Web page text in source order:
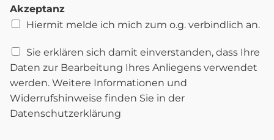
Akzeptanz
Hiermit melde ich mich zum o.g. verbindlich an.
D
a
t
e
n
s
Sie erklären sich damit einverstanden, dass Ihre
Daten zur Bearbeitung Ihres Anliegens verwendet
werden. Weitere Informationen und
Widerrufshinweise finden Sie in der
Datenschutzerklärung